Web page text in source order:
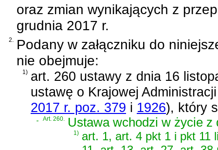
oraz zmian wynikających z
grudnia 2017 r.
2. Podany w załączniku do
nie obejmuje:
1) art. 260 ustawy z dnia 16
ustawę o Krajowej
2017 r. poz. 379 i 1926), który
„ Art. 260. Ustawa wchodzi w życie
1) art. 1, art. 4 pkt 1 i pkt 11